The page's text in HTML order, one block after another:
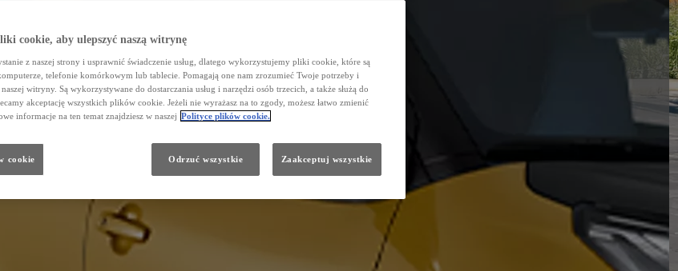
cookie, aby ulepszyć naszą witrynę
z naszej strony i usprawnić świadczenie usług, dlatego wykorzystujemy pliki cookie, które są
telefonie komórkowym lub tablecie. Pomagają one nam zrozumieć Twoje potrzeby i
witryny. Są wykorzystywane do dostarczania usług i narzędzi osób trzecich, a także służą do
akceptację wszystkich plików cookie. Jeżeli nie wyrażasz na to zgody, możesz łatwo zmienić
informacje na ten temat znajdziesz w naszej Polityce plików cookie.
Odrzuć wszystkie Zaakceptuj wszystkie
cookie